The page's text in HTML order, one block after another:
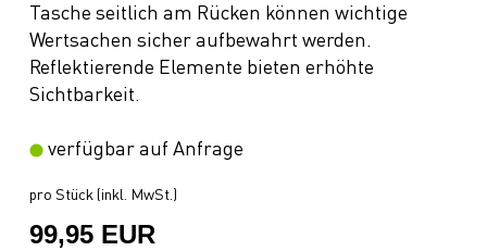
Tasche seitlich am Rücken können wichtige
Wertsachen sicher aufbewahrt werden.
Reflektierende Elemente bieten erhöhte
Sichtbarkeit.
verfügbar auf Anfrage
pro Stück (inkl. MwSt.)
99,95 EUR